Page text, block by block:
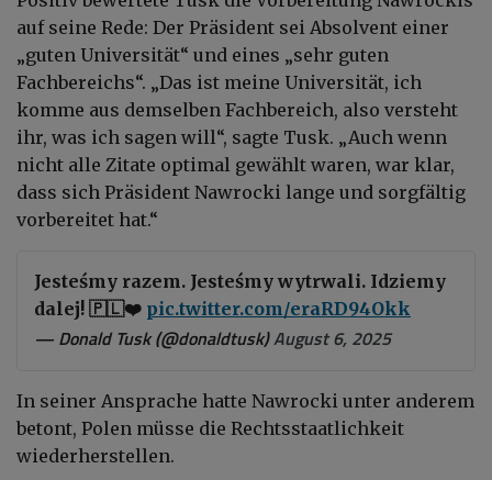
auf seine Rede: Der Präsident sei Absolvent einer
„guten Universität“ und eines „sehr guten
Fachbereichs“. „Das ist meine Universität, ich
komme aus demselben Fachbereich, also versteht
ihr, was ich sagen will“, sagte Tusk. „Auch wenn
nicht alle Zitate optimal gewählt waren, war klar,
dass sich Präsident Nawrocki lange und sorgfältig
vorbereitet hat.“
Jesteśmy razem. Jesteśmy wytrwali. Idziemy
dalej! 🇵🇱❤️ pic.twitter.com/eraRD94Okk
— Donald Tusk (@donaldtusk)August 6, 2025
In seiner Ansprache hatte Nawrocki unter anderem
betont, Polen müsse die Rechtsstaatlichkeit
wiederherstellen.